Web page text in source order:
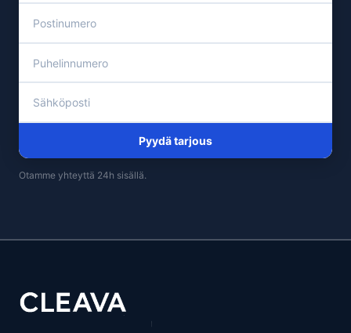
Pyydä tarjous
Otamme yhteyttä 24h sisällä.